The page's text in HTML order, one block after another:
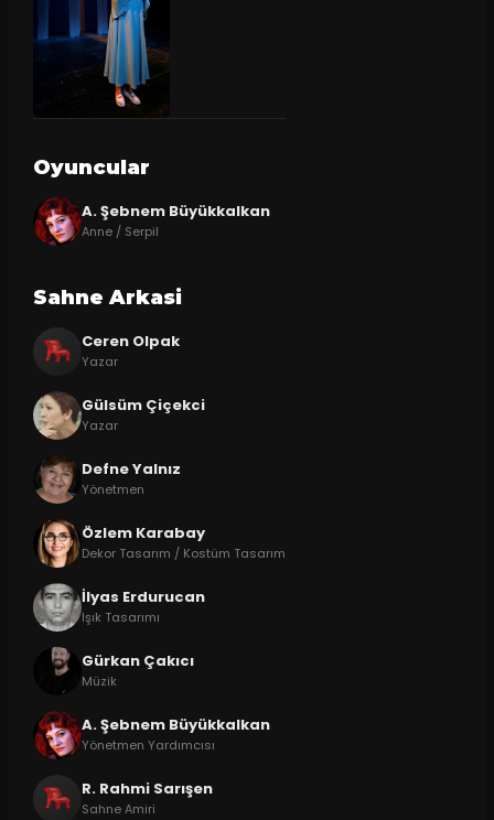
Oyuncular
A. Şebnem Büyükkalkan
Anne / Serpil
Sahne Arkasi
Ceren Olpak
Yazar
Gülsüm Çiçekci
Yazar
Defne Yalnız
Yönetmen
Özlem Karabay
Dekor Tasarım / Kostüm Tasarım
İlyas Erdurucan
Işık Tasarımı
Gürkan Çakıcı
Müzik
A. Şebnem Büyükkalkan
Yönetmen Yardımcısı
R. Rahmi Sarışen
Sahne Amiri